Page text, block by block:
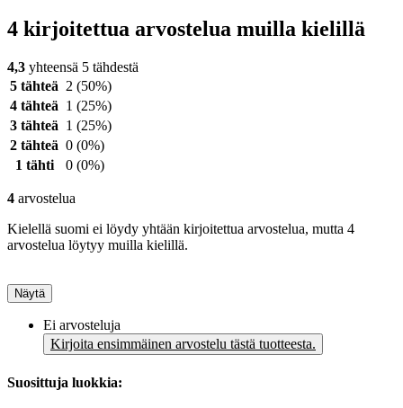
4 kirjoitettua arvostelua muilla kielillä
4,3 yhteensä 5 tähdestä
5 tähteä 2 (50%)
4 tähteä 1 (25%)
3 tähteä 1 (25%)
2 tähteä 0 (0%)
1 tähti
0 (0%)
4 arvostelua
Kielellä suomi ei löydy yhtään kirjoitettua arvostelua, mutta 4
arvostelua löytyy muilla kielillä.
Näytä
Ei arvosteluja
Kirjoita ensimmäinen arvostelu tästä tuotteesta.
Suosittuja luokkia: